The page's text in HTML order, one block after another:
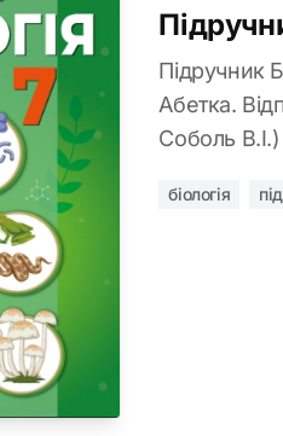
Підручник
Абетка.
Соболь В.І.)
біологія